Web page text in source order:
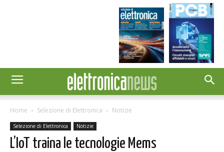
Home Selezione di Elettronica Notizie
Selezione di Elettronica Notizie
L’IoT traina le tecnologie Mems